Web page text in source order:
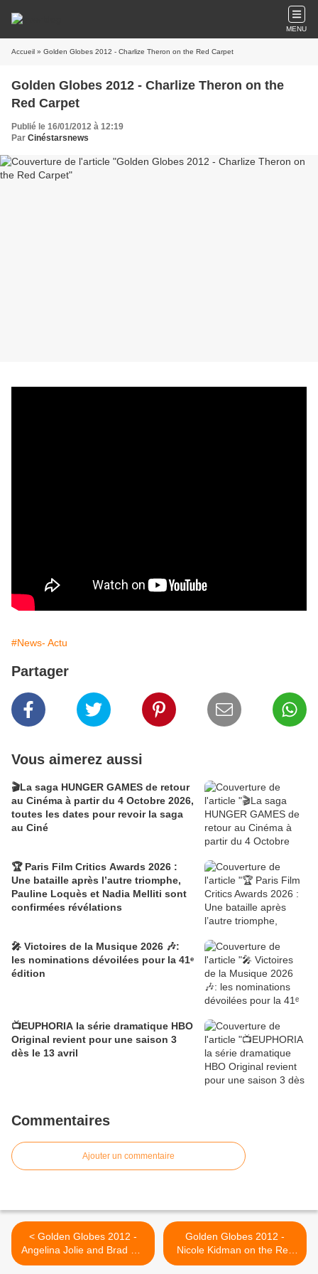
MENU
Accueil » Golden Globes 2012 - Charlize Theron on the Red Carpet
Golden Globes 2012 - Charlize Theron on the
Red Carpet
Publié le 16/01/2012 à 12:19
Par Cinéstarsnews
#News- Actu
Partager
Vous aimerez aussi
🎬La saga HUNGER GAMES de retour
au Cinéma à partir du 4 Octobre 2026,
toutes les dates pour revoir la saga
au Ciné
🏆 Paris Film Critics Awards 2026 :
Une bataille après l’autre triomphe,
Pauline Loquès et Nadia Melliti sont
confirmées révélations
🎤 Victoires de la Musique 2026 🎶:
les nominations dévoilées pour la 41ᵉ
édition
📺EUPHORIA la série dramatique HBO
Original revient pour une saison 3
dès le 13 avril
Commentaires
Ajouter un commentaire
< Golden Globes 2012 -
Angelina Jolie and Brad Pitt
on the Red Carpet
Golden Globes 2012 -
Nicole Kidman on the Red
Carpet >